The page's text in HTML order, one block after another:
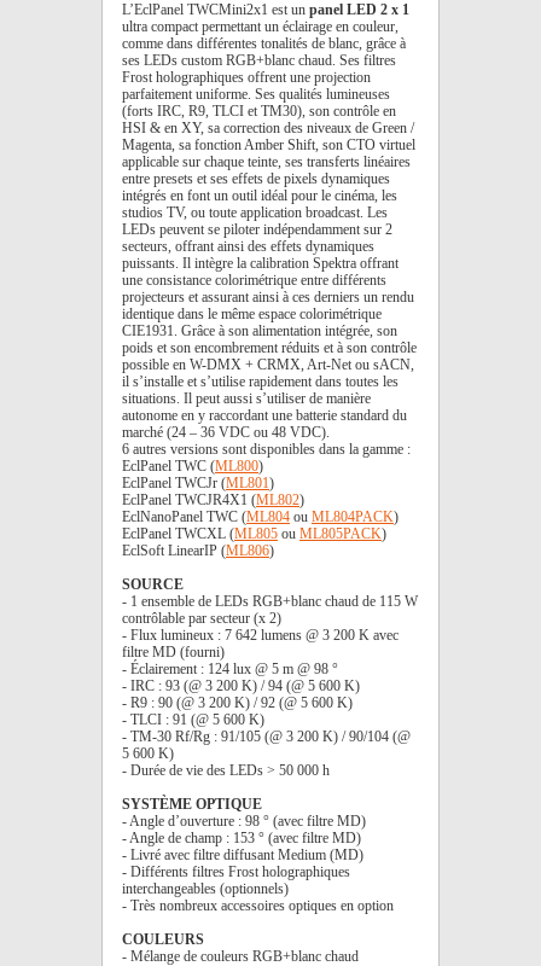
L’EclPanel TWCMini2x1 est un panel LED 2 x 1
ultra compact permettant un éclairage en couleur,
comme dans différentes tonalités de blanc, grâce à
ses LEDs custom RGB+blanc chaud. Ses filtres
Frost holographiques offrent une projection
parfaitement uniforme. Ses qualités lumineuses
(forts IRC, R9, TLCI et TM30), son contrôle en
HSI & en XY, sa correction des niveaux de Green /
Magenta, sa fonction Amber Shift, son CTO virtuel
applicable sur chaque teinte, ses transferts linéaires
entre presets et ses effets de pixels dynamiques
intégrés en font un outil idéal pour le cinéma, les
studios TV, ou toute application broadcast. Les
LEDs peuvent se piloter indépendamment sur 2
secteurs, offrant ainsi des effets dynamiques
puissants. Il intègre la calibration Spektra offrant
une consistance colorimétrique entre différents
projecteurs et assurant ainsi à ces derniers un rendu
identique dans le même espace colorimétrique
CIE1931. Grâce à son alimentation intégrée, son
poids et son encombrement réduits et à son contrôle
possible en W-DMX + CRMX, Art-Net ou sACN,
il s’installe et s’utilise rapidement dans toutes les
situations. Il peut aussi s’utiliser de manière
autonome en y raccordant une batterie standard du
marché (24 – 36 VDC ou 48 VDC).
6 autres versions sont disponibles dans la gamme :
EclPanel TWC (ML800)
EclPanel TWCJr (ML801)
EclPanel TWCJR4X1 (ML802)
EclNanoPanel TWC (ML804 ou ML804PACK)
EclPanel TWCXL (ML805 ou ML805PACK)
EclSoft LinearIP (ML806)
SOURCE
- 1 ensemble de LEDs RGB+blanc chaud de 115 W
contrôlable par secteur (x 2)
- Flux lumineux : 7 642 lumens @ 3 200 K avec
filtre MD (fourni)
- Éclairement : 124 lux @ 5 m @ 98 °
- IRC : 93 (@ 3 200 K) / 94 (@ 5 600 K)
- R9 : 90 (@ 3 200 K) / 92 (@ 5 600 K)
- TLCI : 91 (@ 5 600 K)
- TM-30 Rf/Rg : 91/105 (@ 3 200 K) / 90/104 (@
5 600 K)
- Durée de vie des LEDs > 50 000 h
SYSTÈME OPTIQUE
- Angle d’ouverture : 98 ° (avec filtre MD)
- Angle de champ : 153 ° (avec filtre MD)
- Livré avec filtre diffusant Medium (MD)
- Différents filtres Frost holographiques
interchangeables (optionnels)
- Très nombreux accessoires optiques en option
COULEURS
- Mélange de couleurs RGB+blanc chaud